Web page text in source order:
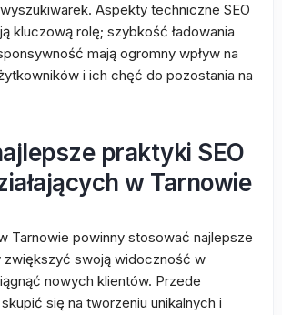
Aspekty techniczne SEO
kluczową rolę; szybkość ładowania
mają ogromny wpływ na
i ich chęć do pozostania na
praktyki SEO
w Tarnowie
Tarnowie powinny stosować najlepsze
zwiększyć swoją widoczność w
nowych klientów. Przede
się na tworzeniu unikalnych i